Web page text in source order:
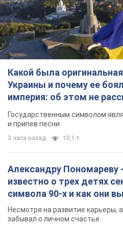
Какой была
Украины и почему ее
империя: об этом не
Государственным символом
и припев песни
3 часа назад 10,1 т.
Александру Пономареву
известно о трех детях
символа 90-х и как они
Несмотря на развитие карьеры,
забывал о личном счастье